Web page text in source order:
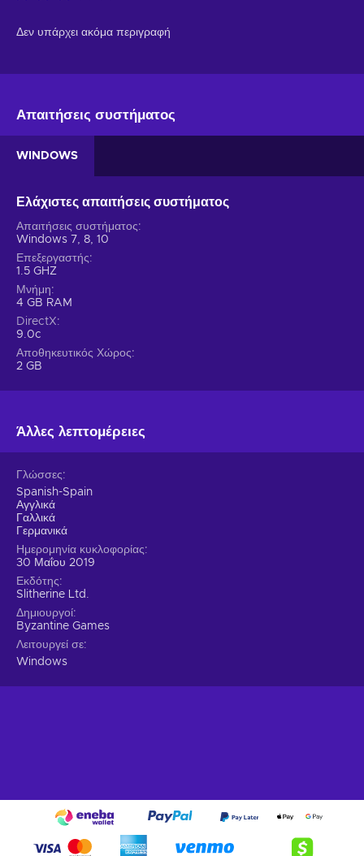
Δεν υπάρχει ακόμα περιγραφή
Απαιτήσεις συστήματος
WINDOWS
Ελάχιστες απαιτήσεις συστήματος
Απαιτήσεις συστήματος
Windows 7, 8, 10
Επεξεργαστής
1.5 GHZ
Μνήμη
4 GB RAM
DirectX
9.0c
Αποθηκευτικός Χώρος
2 GB
Άλλες λεπτομέρειες
Γλώσσες
Spanish-Spain
Αγγλικά
Γαλλικά
Γερμανικά
Ημερομηνία κυκλοφορίας
30 Μαΐου 2019
Εκδότης
Slitherine Ltd.
Δημιουργοί
Byzantine Games
Λειτουργεί σε
Windows